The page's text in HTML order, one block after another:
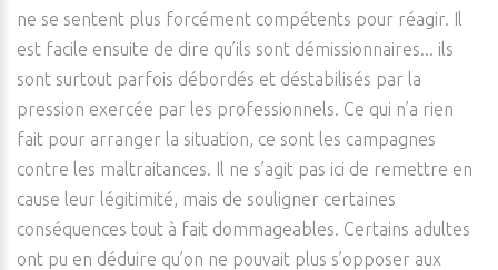
ne se sentent plus forcément compétents pour réagir. Il
est facile ensuite de dire qu’ils sont démissionnaires... ils
sont surtout parfois débordés et déstabilisés par la
pression exercée par les professionnels. Ce qui n’a rien
fait pour arranger la situation, ce sont les campagnes
contre les maltraitances. Il ne s’agit pas ici de remettre en
cause leur légitimité, mais de souligner certaines
conséquences tout à fait dommageables. Certains adultes
ont pu en déduire qu’on ne pouvait plus s’opposer aux